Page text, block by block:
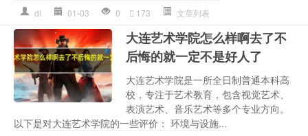
dl 01-03 0 173 文章列表
大连艺术学院怎么样啊去了不
后悔的就一定不是好人了
大连艺术学院是一所全日制普通本科高
校，专注于艺术教育，包含视觉艺术、
表演艺术、音乐艺术等多个专业方向。
以下是对大连艺术学院的一些评价： 环境与设施...